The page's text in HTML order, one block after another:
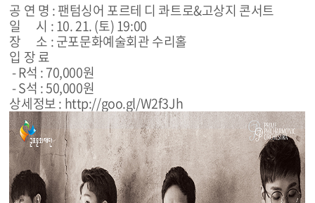
공 연 명 : 팬텀싱어 포르테 디 콰트로&고상지 콘서트
일 시 : 10. 21. (토) 19:00
장 소 : 군포문화예술회관 수리홀
입 장 료
- R석 : 70,000원
- S석 : 50,000원
상세정보 : http://goo.gl/W2f3Jh